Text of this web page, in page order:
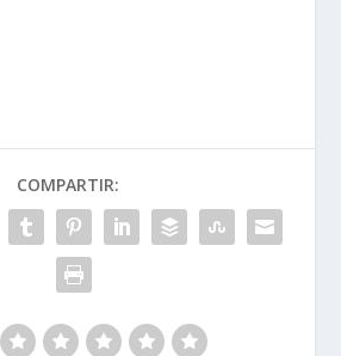
COMPARTIR: